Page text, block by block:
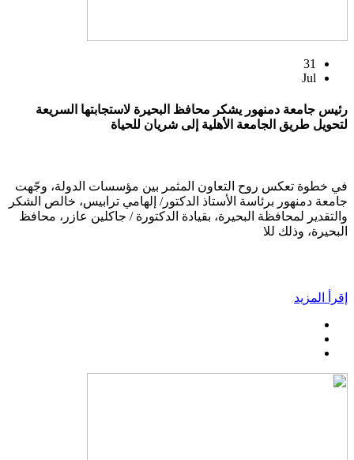
31
Jul
رئيس جامعة دمنهور يشكر محافظ البحيرة لاستجابتها السريعة
لتحويل طريق الجامعة الأهلية إلى شريان للحياة
في خطوة تعكس روح التعاون المثمر بين مؤسسات الدولة، وجّهت
جامعة دمنهور برئاسة الأستاذ الدكتور/ إلهامي ترابيس، خالص الشكر
والتقدير لمحافظة البحيرة، بقيادة الدكتورة / جاكلين عازر، محافظ
البحيرة، وذلك للا
إقرأ المزيد